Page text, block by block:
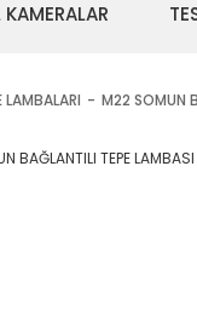
KAMERALAR
LAMBALARI M22 SOMUN